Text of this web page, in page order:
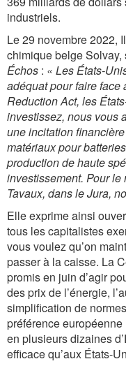
industriels.
Le 29 novembre 2022,
chimique belge Solvay,
Échos : « Les États-
adéquat pour faire face
Reduction Act, les
investissez, nous vous
une incitation
matériaux pour
production de haute
investissement. Pour le
Tavaux, dans le Jura,
Elle exprime ainsi
tous les capitalistes
vous voulez qu’on
passer à la caisse. La
promis en juin d’agir
des prix de l’énergie,
simplification de
préférence
en plusieurs dizaines
efficace qu’aux États-